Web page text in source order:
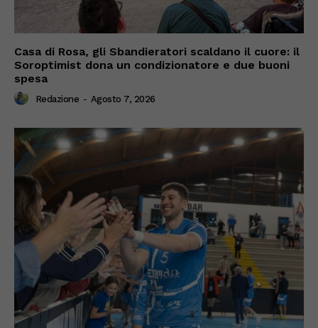
Casa di Rosa, gli Sbandieratori scaldano il cuore: il
Soroptimist dona un condizionatore e due buoni
spesa
Redazione - Agosto 7, 2026